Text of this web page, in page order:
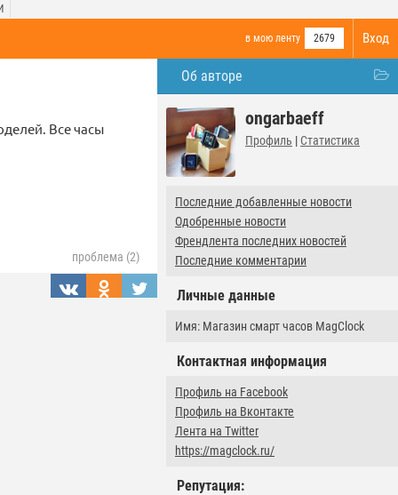
Вход
в мою ленту 2679
Об авторе
ongarbaeff
Профиль | Статистика
Последние добавленные новости
Одобренные новости
Френдлента последних новостей
Последние комментарии
Личные данные
Имя: Магазин смарт часов MagClock
Контактная информация
Профиль на Facebook
Профиль на Вконтакте
Лента на Twitter
https://magclock.ru/
Репутация:
Все часы
проблема (2)